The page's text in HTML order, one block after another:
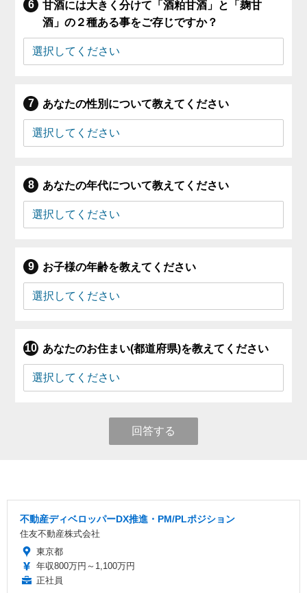
甘酒には大きく分けて「酒粕甘酒」と「麹甘
酒」の２種ある事をご存じですか？
あなたの性別について教えてください
あなたの年代について教えてください
お子様の年齢を教えてください
あなたのお住まい(都道府県)を教えてください
回答する
不動産ディベロッパーDX推進・PM/PLポジション
住友不動産株式会社
東京都
年収800万円～1,100万円
正社員